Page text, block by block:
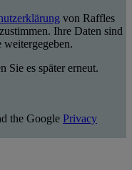
von Raffles
Ihre Daten sind
Sie es später erneut.
the Google Privacy